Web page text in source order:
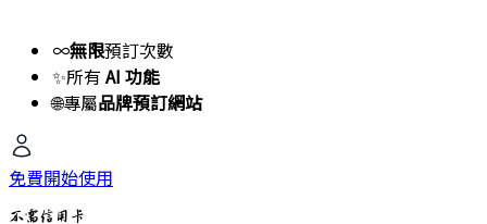
∞無限預訂次數
✨所有 AI 功能
🌐專屬品牌預訂網站
免費開始使用
不需信用卡